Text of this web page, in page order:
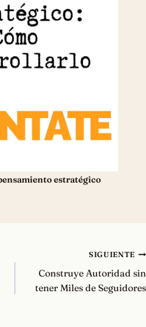
estratégico
SIGUIENTE
Construye Autoridad sin
tener Miles de Seguidores